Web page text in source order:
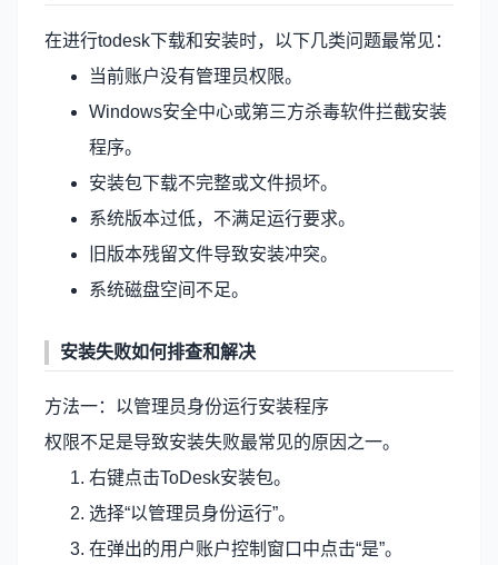
在进行todesk下载和安装时，以下几类问题最常见：
当前账户没有管理员权限。
Windows安全中心或第三方杀毒软件拦截安装
程序。
安装包下载不完整或文件损坏。
系统版本过低，不满足运行要求。
旧版本残留文件导致安装冲突。
系统磁盘空间不足。
安装失败如何排查和解决
方法一：以管理员身份运行安装程序
权限不足是导致安装失败最常见的原因之一。
右键点击ToDesk安装包。
选择“以管理员身份运行”。
在弹出的用户账户控制窗口中点击“是”。